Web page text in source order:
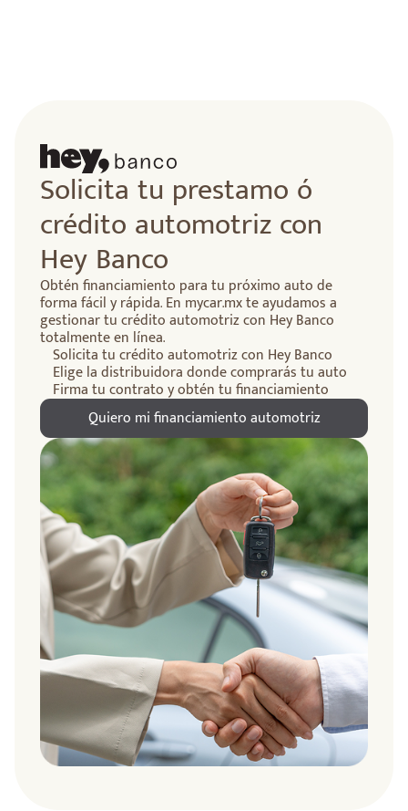
Solicita tu prestamo ó
crédito automotriz con
Hey Banco
Obtén financiamiento para tu próximo auto de
forma fácil y rápida. En mycar.mx te ayudamos a
gestionar tu crédito automotriz con Hey Banco
totalmente en línea.
Solicita tu crédito automotriz con Hey Banco
Elige la distribuidora donde comprarás tu auto
Firma tu contrato y obtén tu financiamiento
Quiero mi financiamiento automotriz